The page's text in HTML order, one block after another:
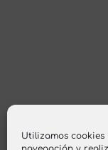
Utilizamos